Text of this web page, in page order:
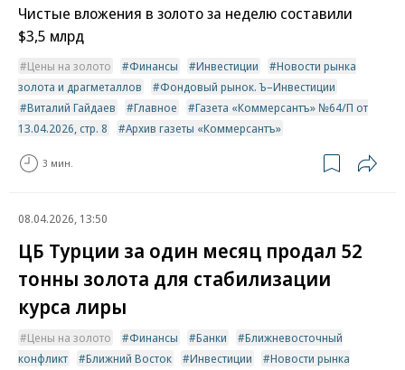
Чистые вложения в золото за неделю составили
$3,5 млрд
Цены на золото Финансы Инвестиции
Новости рынка
золота и драгметаллов
Фондовый рынок. Ъ–Инвестиции
Виталий Гайдаев
Главное
Газета «Коммерсантъ» №64/П от
13.04.2026, стр. 8
Архив газеты «Коммерсантъ»
3 мин.
08.04.2026, 13:50
ЦБ Турции за один месяц продал 52
тонны золота для стабилизации
курса лиры
Цены на золото Финансы Банки
Ближневосточный
конфликт
Ближний Восток Инвестиции
Новости рынка